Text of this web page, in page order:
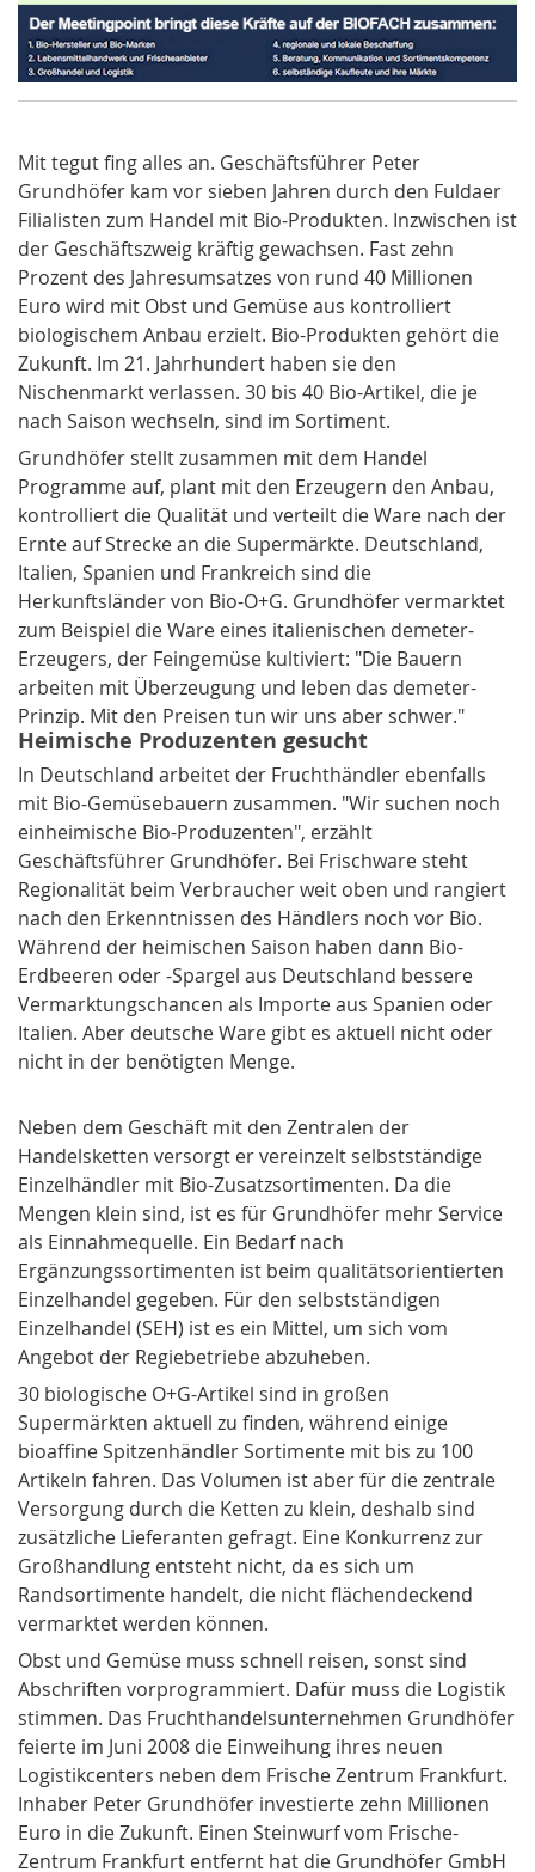
Mit tegut fing alles an. Geschäftsführer Peter
Grundhöfer kam vor sieben Jahren durch den Fuldaer
Filialisten zum Handel mit Bio-Produkten. Inzwischen ist
der Geschäftszweig kräftig gewachsen. Fast zehn
Prozent des Jahresumsatzes von rund 40 Millionen
Euro wird mit Obst und Gemüse aus kontrolliert
biologischem Anbau erzielt. Bio-Produkten gehört die
Zukunft. Im 21. Jahrhundert haben sie den
Nischenmarkt verlassen. 30 bis 40 Bio-Artikel, die je
nach Saison wechseln, sind im Sortiment.
Grundhöfer stellt zusammen mit dem Handel
Programme auf, plant mit den Erzeugern den Anbau,
kontrolliert die Qualität und verteilt die Ware nach der
Ernte auf Strecke an die Supermärkte. Deutschland,
Italien, Spanien und Frankreich sind die
Herkunftsländer von Bio-O+G. Grundhöfer vermarktet
zum Beispiel die Ware eines italienischen demeter-
Erzeugers, der Feingemüse kultiviert: "Die Bauern
arbeiten mit Überzeugung und leben das demeter-
Prinzip. Mit den Preisen tun wir uns aber schwer."
Heimische Produzenten gesucht
In Deutschland arbeitet der Fruchthändler ebenfalls
mit Bio-Gemüsebauern zusammen. "Wir suchen noch
einheimische Bio-Produzenten", erzählt
Geschäftsführer Grundhöfer. Bei Frischware steht
Regionalität beim Verbraucher weit oben und rangiert
nach den Erkenntnissen des Händlers noch vor Bio.
Während der heimischen Saison haben dann Bio-
Erdbeeren oder -Spargel aus Deutschland bessere
Vermarktungschancen als Importe aus Spanien oder
Italien. Aber deutsche Ware gibt es aktuell nicht oder
nicht in der benötigten Menge.
Neben dem Geschäft mit den Zentralen der
Handelsketten versorgt er vereinzelt selbstständige
Einzelhändler mit Bio-Zusatzsortimenten. Da die
Mengen klein sind, ist es für Grundhöfer mehr Service
als Einnahmequelle. Ein Bedarf nach
Ergänzungssortimenten ist beim qualitätsorientierten
Einzelhandel gegeben. Für den selbstständigen
Einzelhandel (SEH) ist es ein Mittel, um sich vom
Angebot der Regiebetriebe abzuheben.
30 biologische O+G-Artikel sind in großen
Supermärkten aktuell zu finden, während einige
bioaffine Spitzenhändler Sortimente mit bis zu 100
Artikeln fahren. Das Volumen ist aber für die zentrale
Versorgung durch die Ketten zu klein, deshalb sind
zusätzliche Lieferanten gefragt. Eine Konkurrenz zur
Großhandlung entsteht nicht, da es sich um
Randsortimente handelt, die nicht flächendeckend
vermarktet werden können.
Obst und Gemüse muss schnell reisen, sonst sind
Abschriften vorprogrammiert. Dafür muss die Logistik
stimmen. Das Fruchthandelsunternehmen Grundhöfer
feierte im Juni 2008 die Einweihung ihres neuen
Logistikcenters neben dem Frische Zentrum Frankfurt.
Inhaber Peter Grundhöfer investierte zehn Millionen
Euro in die Zukunft. Einen Steinwurf vom Frische-
Zentrum Frankfurt entfernt hat die Grundhöfer GmbH